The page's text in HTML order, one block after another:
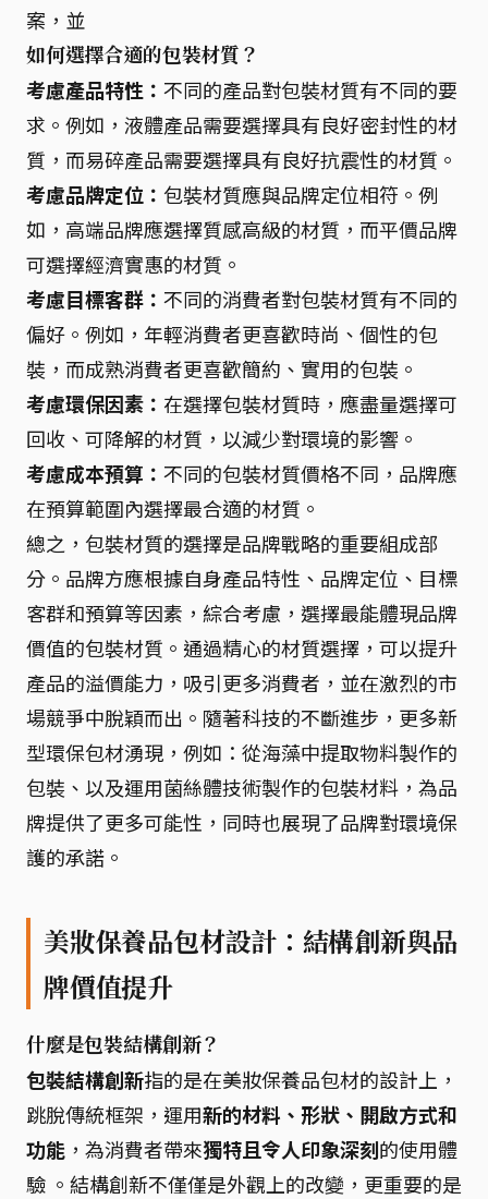
案，並
如何選擇合適的包裝材質？
考慮產品特性： 不同的產品對包裝材質有不同的要
求。例如，液體產品需要選擇具有良好密封性的材
質，而易碎產品需要選擇具有良好抗震性的材質。
考慮品牌定位： 包裝材質應與品牌定位相符。例
如，高端品牌應選擇質感高級的材質，而平價品牌
可選擇經濟實惠的材質。
考慮目標客群： 不同的消費者對包裝材質有不同的
偏好。例如，年輕消費者更喜歡時尚、個性的包
裝，而成熟消費者更喜歡簡約、實用的包裝。
考慮環保因素： 在選擇包裝材質時，應盡量選擇可
回收、可降解的材質，以減少對環境的影響。
考慮成本預算： 不同的包裝材質價格不同，品牌應
在預算範圍內選擇最合適的材質。
總之，包裝材質的選擇是品牌戰略的重要組成部
分。品牌方應根據自身產品特性、品牌定位、目標
客群和預算等因素，綜合考慮，選擇最能體現品牌
價值的包裝材質。通過精心的材質選擇，可以提升
產品的溢價能力，吸引更多消費者，並在激烈的市
場競爭中脫穎而出。隨著科技的不斷進步，更多新
型環保包材湧現，例如：從海藻中提取物料製作的
包裝、以及運用菌絲體技術製作的包裝材料，為品
牌提供了更多可能性，同時也展現了品牌對環境保
護的承諾。
美妝保養品包材設計：結構創新與品
牌價值提升
什麼是包裝結構創新？
包裝結構創新指的是在美妝保養品包材的設計上，
跳脫傳統框架，運用新的材料、形狀、開啟方式和
功能 ，為消費者帶來獨特且令人印象深刻的使用體
驗 。結構創新不僅僅是外觀上的改變，更重要的是